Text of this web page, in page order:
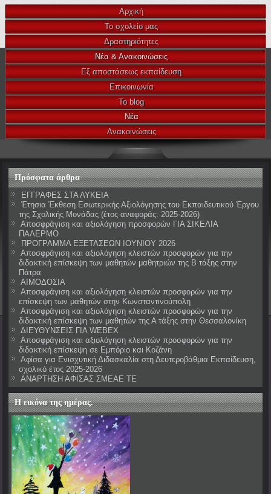
Αρχική
Το σχολείο μας
Δραστηριότητες
Νέα & Ανακοινώσεις
Εξ αποστάσεως εκπαίδευση
Επικοινωνία
Το blog
Νέα
Ανακοινώσεις
Πρόσφατα άρθρα
ΕΓΓΡΑΦΕΣ ΣΤΑ ΛΥΚΕΙΑ
Έτησια Έκθεση Εσωτερικής Αξιολόγησης του Εκπαιδευτικού Έργου
της Σχολικής Μονάδας (έτος αναφοράς: 2025-2026)
Αποσφράγιση και αξιολόγηση προσφορών ΓΙΑ ΣΙΚΕΛΙΑ
ΠΑΛΕΡΜΟ
ΠΡΟΓΡΑΜΜΑ ΕΞΕΤΑΣΕΩΝ ΙΟΥΝΙΟΥ 2026
Αποσφράγιση και αξιολόγηση κλειστών προσφορών για την
διδακτική επίσκεψη των μαθητών μαθητριών της Β τάξης στην
Πάτρα
ΑΙΜΟΔΟΣΙΑ
Αποσφράγιση και αξιολόγηση κλειστών προσφορών για την
επίσκεψη των μαθητών στην Κωνσταντινούπολη
Αποσφράγιση και αξιολόγηση κλειστών προσφορών για την
διδακτική επίσκεψη των μαθητών της Α τάξης στην Θεσσαλονίκη
ΔΙΕΥΘΥΝΣΕΙΣ ΓΙΑ WEBEX
Αποσφράγιση και αξιολόγηση κλειστών προσφορών για την
διδακτική επίσκεψη σε Εμπόριο και Κοζάνη
Αφίσα για Ενισχυτική Διδασκαλία στη Δευτεροβάθμια Εκπαίδευση,
σχολικό έτος 2025-2026
ΑΝΑΡΤΗΣΗ ΑΦΙΣΑΣ ΣΜΕΑΕ ΤΕ
Η εικόνα της ημέρας.